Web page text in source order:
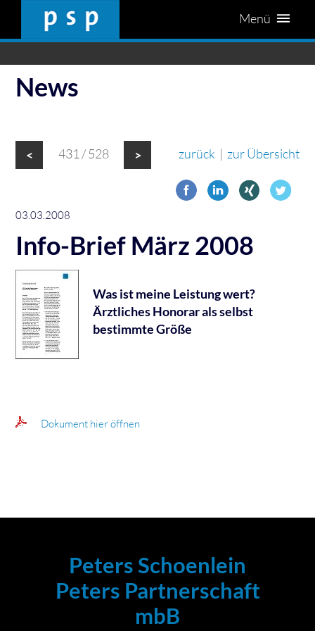
Menü
News
< 431 / 528 > zurück | zur Übersicht
03.03.2008
Info-Brief März 2008
Was ist meine Leistung wert?
Ärztliches Honorar als selbst
bestimmte Größe
Dokument hier öffnen
Peters Schoenlein
Peters Partnerschaft
mbB